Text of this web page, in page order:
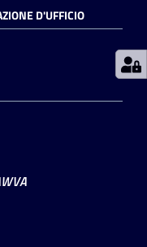
D'UFFICIO